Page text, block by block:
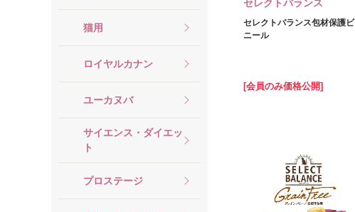
猫用
ロイヤルカナン
ユーカヌバ
サイエンス・ダイエッ
ト
プロステージ
セレクトバランス
セレクトバランス包材保護ビ
ニール
[会員のみ価格公開]